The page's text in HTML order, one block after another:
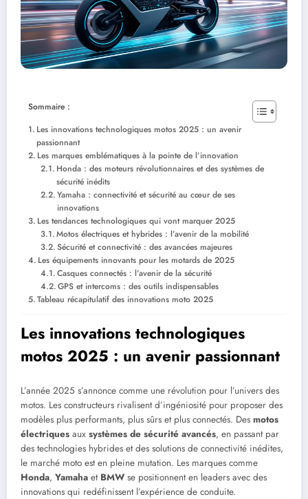
Sommaire :
Les innovations technologiques motos 2025 : un avenir
passionnant
Les marques emblématiques à la pointe de l’innovation
Honda : des moteurs révolutionnaires et des systèmes de
sécurité inédits
Yamaha : connectivité et sécurité au cœur de ses
innovations
Les tendances technologiques qui vont marquer 2025
Motos électriques et hybrides : l’avenir de la mobilité
Sécurité et connectivité : des avancées majeures
Les équipements innovants pour les motards de 2025
Casques connectés : l’avenir de la sécurité
GPS et intercoms : des outils indispensables
Tableau récapitulatif des innovations moto 2025
Les innovations technologiques
motos 2025 : un avenir passionnant
L’année 2025 s’annonce comme une révolution pour l’univers des
motos. Les constructeurs rivalisent d’ingéniosité pour proposer des
modèles plus performants, plus sûrs et plus connectés. Des motos
électriques aux systèmes de sécurité avancés, en passant par
des technologies hybrides et des solutions de connectivité inédites,
le marché moto est en pleine mutation. Les marques comme
Honda, Yamaha et BMW se positionnent en leaders avec des
innovations qui redéfinissent l’expérience de conduite.